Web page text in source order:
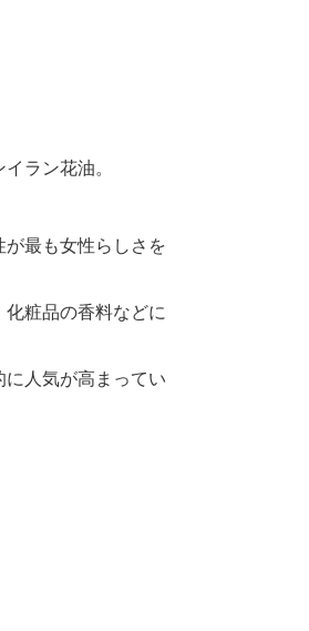
ラン花油。
最も女性らしさを
粧品の香料などに
人気が高まってい